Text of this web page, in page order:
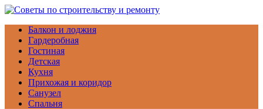
Балкон и лоджия
Гардеробная
Гостиная
Детская
Кухня
Прихожая и коридор
Санузел
Спальня